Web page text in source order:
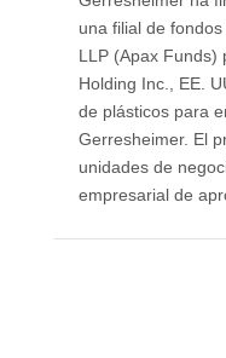
una filial de
LLP (Apax Funds)
Holding Inc., EE.
de plásticos para
Gerresheimer. El
unidades de
empresarial de